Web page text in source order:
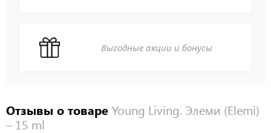
Выгодные акции и бонусы
Отзывы о товаре Young Living. Элеми (Elemi)
– 15 ml